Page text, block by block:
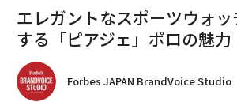
エレガントなスポーツウォ
する「ピアジェ」ポロの魅力
Forbes JAPAN BrandVoice Studio